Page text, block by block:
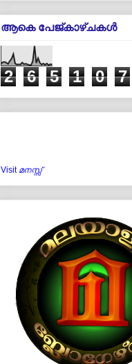
ആകെ പേജ്‌കാഴ്‌ചകള്‍
2 6 5 1 0 7
Visit മനസ്സ്